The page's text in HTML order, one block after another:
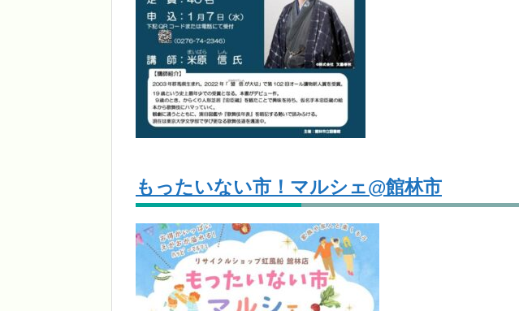
もったいない市！マルシェ@館林市